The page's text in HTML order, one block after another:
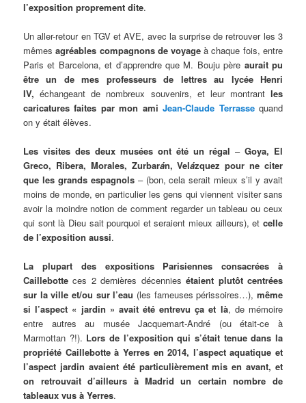
l’exposition proprement dite.
Un aller-retour en TGV et AVE, avec la surprise de retrouver les 3
mêmesagréables compagnons de voyage à chaque fois, entre
Paris et Barcelona, et d’apprendre que M. Bouju père aurait pu
être un de mes professeurs de lettres au lycée Henri
IV, échangeant de nombreux souvenirs, et leur montrant les
caricatures faites par mon amiJean-Claude Terrasse quand
on y était élèves.
Les visites des deux musées ont été un régal – Goya, El
Greco, Ribera, Morales, Zurbarán, Velázquez pour ne citer
que les grands espagnols– (bon, cela serait mieux s’il y avait
moins de monde, en particulier les gens qui viennent visiter sans
avoir la moindre notion de comment regarder un tableau ou ceux
qui sont là Dieu sait pourquoi et seraient mieux ailleurs), et celle
de l’exposition aussi.
La plupart des expositions Parisiennes
consacrées à
Caillebotte ces 2 dernières décenniesétaient plutôt centrées
sur la ville et/ou sur l’eau (les fameuses périssoires…), même
si l’aspect « jardin » avait été entrevu ça et là, de mémoire
entre autres au musée Jacquemart-André (ou était-ce à
Marmottan ?!). Lors de l’exposition qui s’était tenue dans la
propriété Caillebotte à Yerres en 2014, l’aspect aquatique et
l’aspect jardin avaient été particulièrement mis en avant, et
on retrouvait d’ailleurs à Madrid un certain nombre de
tableaux vus à Yerres.